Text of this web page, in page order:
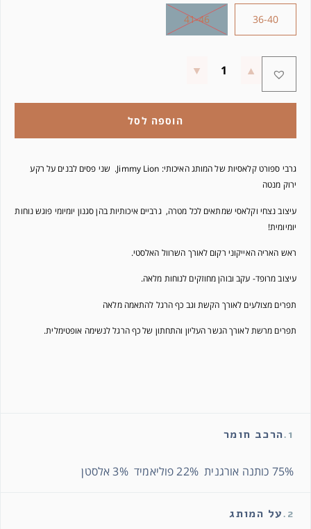
36-40
41-46
הוספה לסל
גרבי ספורט קלאסיות של המותג האיכותי: Jimmy Lion. שני פסים לבנים על רקע
ירוק מנטה
עיצוב נצחי וקלאסי שמתאים לכל מטרה, גרביים איכותיות בהן סגנון יומיומי פוגש נוחות
יומיומית!
ראש האריה האייקוני רקום לאורך השרוול האלסטי.
עיצוב מרופד- עקב ובוהן מחוזקים לנוחות מלאה.
תפרים מצולעים לאורך הקשת וגב כף הרגל להתאמה מלאה
תפרים מרשת לאורך הגשר העליון והתחתון של כף הרגל לנשימה אופטימלית.
1. הרכב חומר
75% כותנה אורגנית 22% פוליאמיד 3% אלסטן
2. על המותג